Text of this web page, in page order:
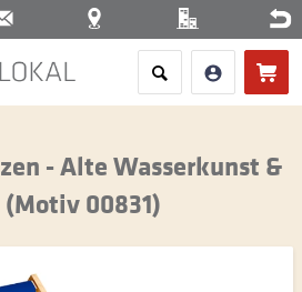
- Alte Wasserkunst &
00831)